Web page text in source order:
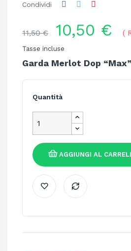
Condividi
11,50 € 10,50 €
Tasse incluse
Garda Merlot Dop “Max”
Quantità
AGGIUNGI AL